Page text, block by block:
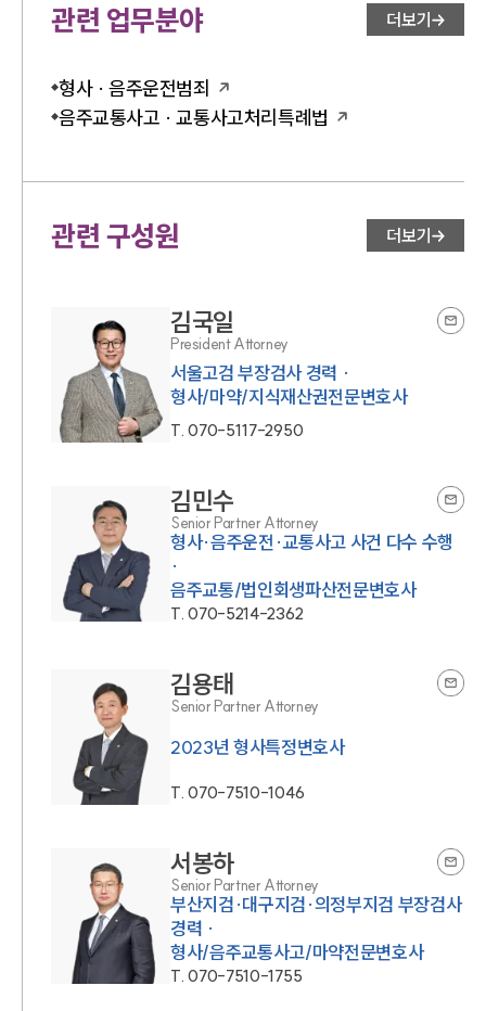
관련 업무분야 더보기
형사 · 음주운전범죄
음주교통사고 · 교통사고처리특례법
관련 구성원 더보기
김국일
President Attorney
서울고검 부장검사 경력 ·
형사/마약/지식재산권전문변호사
T.070-5117-2950
김민수
Senior Partner Attorney
형사·음주운전·교통사고 사건 다수 수행
·
음주교통/법인회생파산전문변호사
T.070-5214-2362
김용태
Senior Partner Attorney
2023년 형사특정변호사
T.070-7510-1046
서봉하
Senior Partner Attorney
부산지검·대구지검·의정부지검 부장검사
경력 ·
형사/음주교통사고/마약전문변호사
T.070-7510-1755